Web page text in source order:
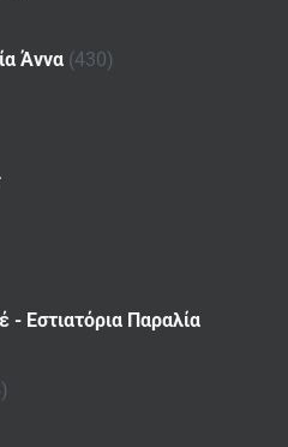
Άννα (430)
Εστιατόρια Παραλία